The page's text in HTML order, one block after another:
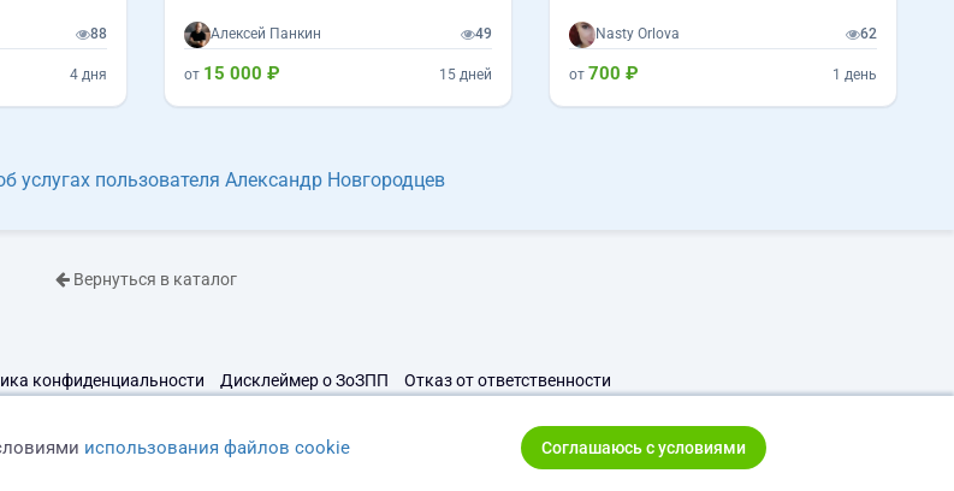
88
4 дня
Алексей Панкин 49
от 15 000 ₽ 15 дней
Nasty Orlova 62
от 700 ₽ 1 день
услугах пользователя Александр Новгородцев
Вернуться в каталог
конфиденциальности Дисклеймер о ЗоЗПП Отказ от ответственности
использования файлов cookie Соглашаюсь с условиями